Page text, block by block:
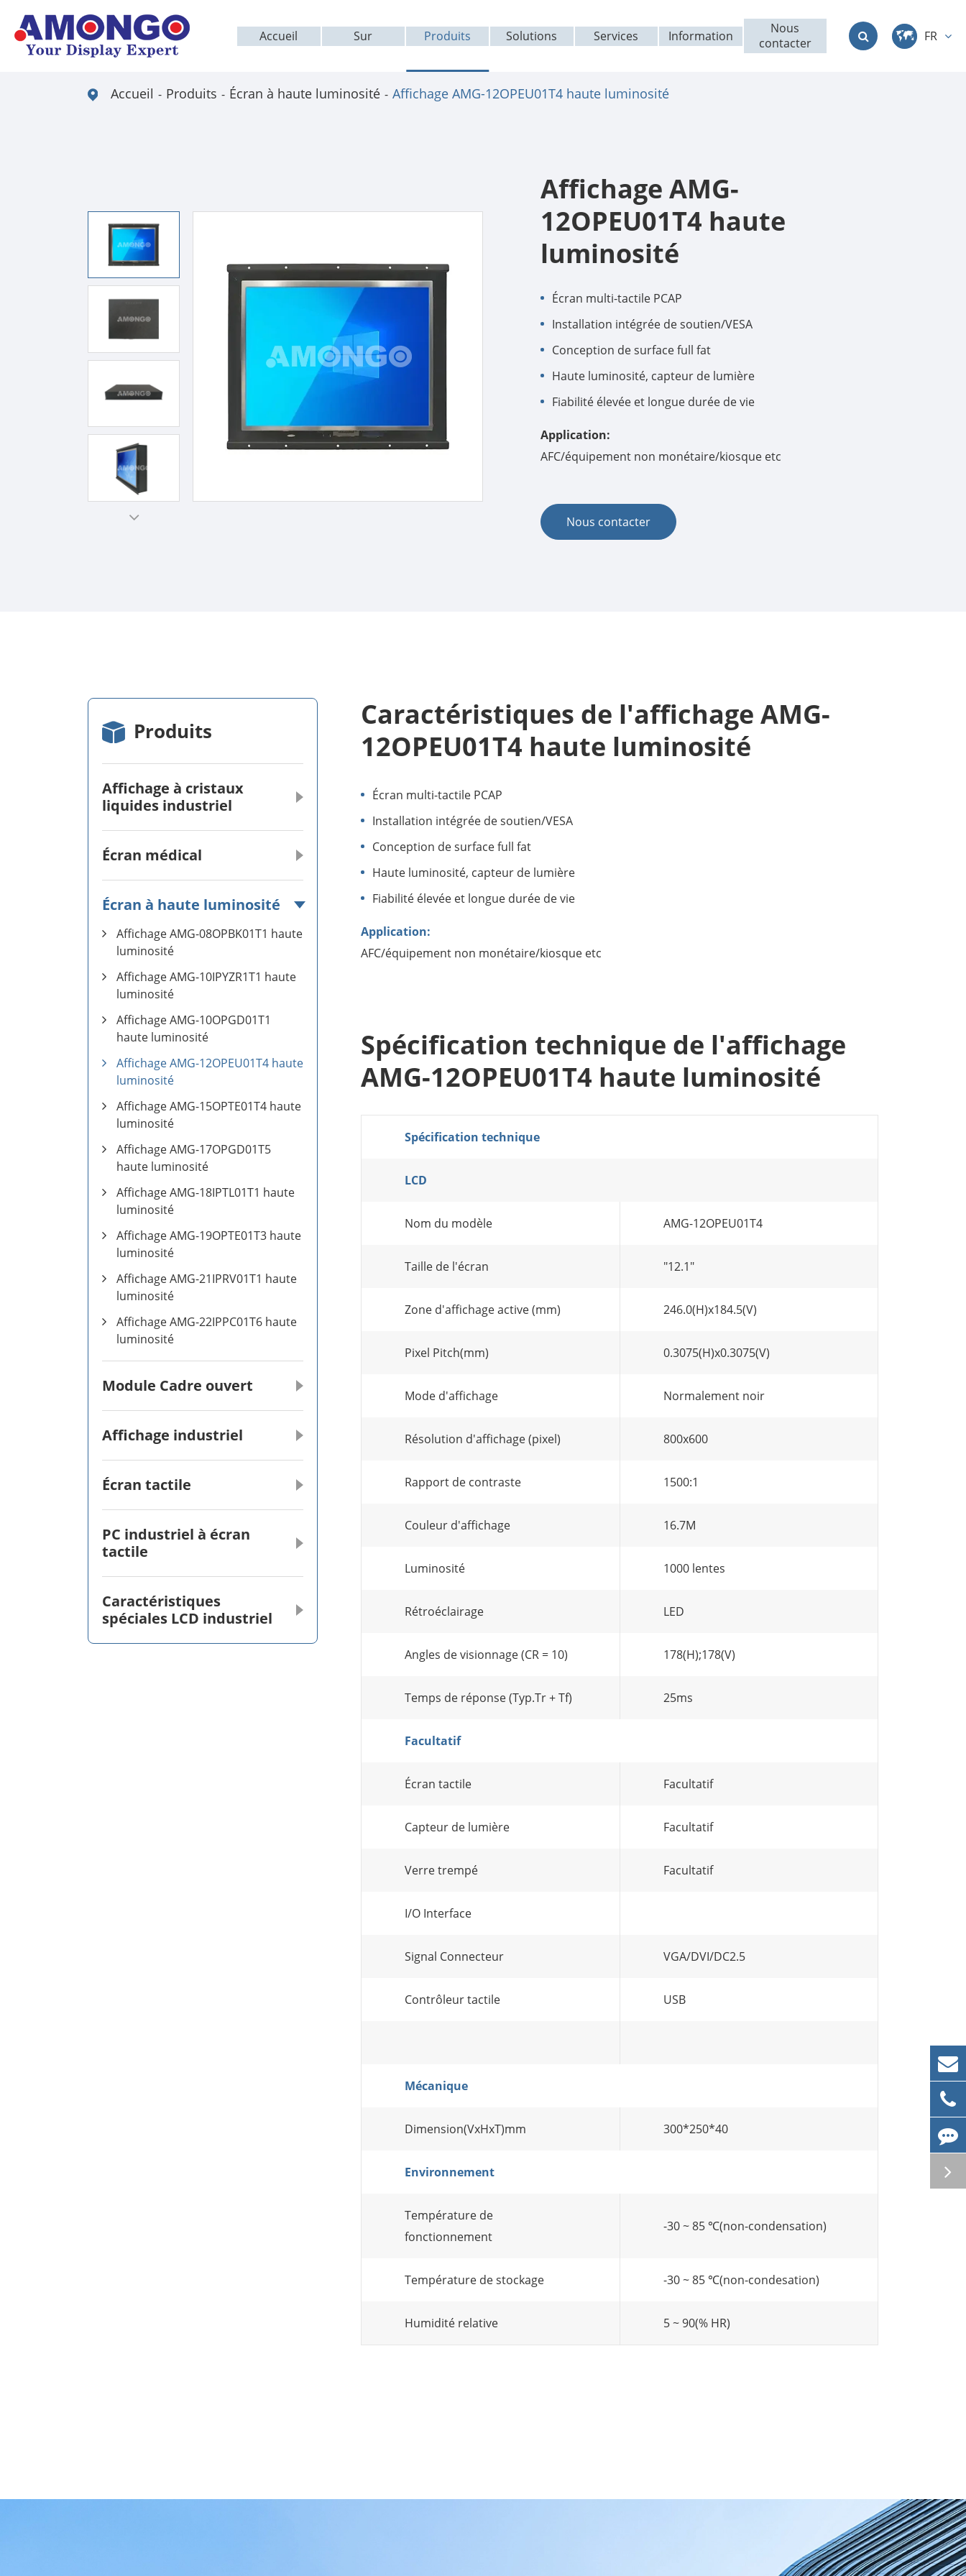
Accueil Sur Produits Solutions Services Information
Nous
contacter
FR
Accueil Produits Écran à haute luminosité Affichage AMG-12OPEU01T4 haute luminosité
Affichage AMG-
12OPEU01T4 haute
luminosité
Écran multi-tactile PCAP
Installation intégrée de soutien/VESA
Conception de surface full fat
Haute luminosité, capteur de lumière
Fiabilité élevée et longue durée de vie
Application:
AFC/équipement non monétaire/kiosque etc
Nous contacter
Produits
Affichage à cristaux
liquides industriel
Écran médical
Écran à haute luminosité
Affichage AMG-08OPBK01T1 haute
luminosité
Affichage AMG-10IPYZR1T1 haute
luminosité
Affichage AMG-10OPGD01T1
haute luminosité
Affichage AMG-12OPEU01T4 haute
luminosité
Affichage AMG-15OPTE01T4 haute
luminosité
Affichage AMG-17OPGD01T5
haute luminosité
Affichage AMG-18IPTL01T1 haute
luminosité
Affichage AMG-19OPTE01T3 haute
luminosité
Affichage AMG-21IPRV01T1 haute
luminosité
Affichage AMG-22IPPC01T6 haute
luminosité
Module Cadre ouvert
Affichage industriel
Écran tactile
PC industriel à écran
tactile
Caractéristiques
spéciales LCD industriel
Caractéristiques de l'affichage AMG-
12OPEU01T4 haute luminosité
Écran multi-tactile PCAP
Installation intégrée de soutien/VESA
Conception de surface full fat
Haute luminosité, capteur de lumière
Fiabilité élevée et longue durée de vie
Application:
AFC/équipement non monétaire/kiosque etc
Spécification technique de l'affichage
AMG-12OPEU01T4 haute luminosité
Spécification technique
LCD
Nom du modèle AMG-12OPEU01T4
Taille de l'écran "12.1"
Zone d'affichage active (mm) 246.0(H)x184.5(V)
Pixel Pitch(mm) 0.3075(H)x0.3075(V)
Mode d'affichage Normalement noir
Résolution d'affichage (pixel) 800x600
Rapport de contraste 1500:1
Couleur d'affichage 16.7M
Luminosité 1000 lentes
Rétroéclairage LED
Angles de visionnage (CR = 10) 178(H);178(V)
Temps de réponse (Typ.Tr + Tf) 25ms
Facultatif
Écran tactile Facultatif
Capteur de lumière Facultatif
Verre trempé Facultatif
I/O Interface
Signal Connecteur VGA/DVI/DC2.5
Contrôleur tactile USB
Mécanique
Dimension(VxHxT)mm 300*250*40
Environnement
Température de
fonctionnement
-30 ~ 85 ℃(non-condensation)
Température de stockage -30 ~ 85 ℃(non-condesation)
Humidité relative 5 ~ 90(% HR)